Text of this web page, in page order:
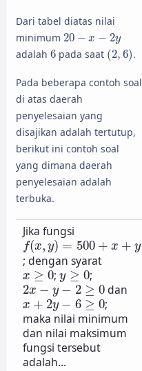
Dari tabel diatas nilai
minimum 20 − x − 2y
20 x− y
adalah 6
6 pada saat (2, 6)
(2, 6) .
Pada beberapa contoh soal
di atas daerah
penyelesaian yang
disajikan adalah tertutup,
berikut ini contoh soal
yang dimana daerah
penyelesaian adalah
terbuka.
Jika fungsi
f(x, y) = 500 + x + y
f(x,y)=500+x +
; dengan syarat
x ≥ 0
x≥0 ;y ≥ 0
y≥0 ;
2x − y − 2 ≥ 0
2x− y−2 ≥0 dan
x + 2y − 6 ≥ 0
x+2 y− ≥0
;
maka nilai minimum
dan nilai maksimum
fungsi tersebut
adalah...